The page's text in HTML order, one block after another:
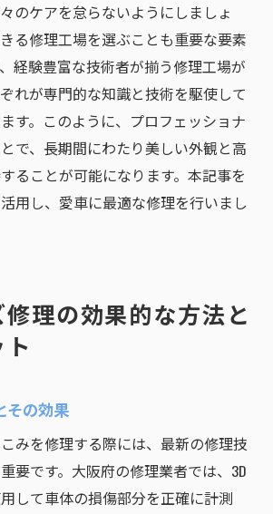
のケアを怠らないようにしましょ
る修理工場を選ぶことも重要な要素
経験豊富な技術者が揃う修理工場が
れが専門的な知識と技術を駆使して
す。このように、プロフェッショナ
で、長期間にわたり美しい外観と高
ることが可能になります。本記事を
用し、愛車に最適な修理を行いまし
理の効果的な方法と
その効果
みを修理する際には、最新の修理技
要です。大阪府の修理業者では、3D
して車体の損傷部分を正確に計測